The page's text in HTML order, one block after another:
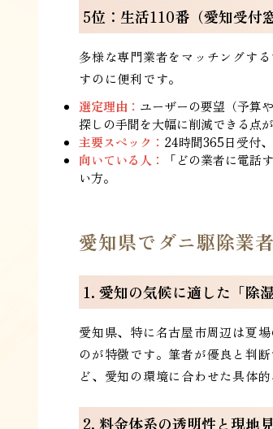
5位：生活110番（愛知受付窓
多様な専門業者をマッチングす
すのに便利です。
選定理由： ユーザーの要望（予算
探しの手間を大幅に削減できる点
主要スペック： 24時間365日受付
向いている人：
「どの業者に電話
い方。
愛知県でダニ駆除業
1. 愛知の気候に適した「除
愛知県、特に名古屋市周辺は夏
のが特徴です。筆者が優良と判
ど、愛知の環境に合わせた具体
2. 料金体系の透明性と現地